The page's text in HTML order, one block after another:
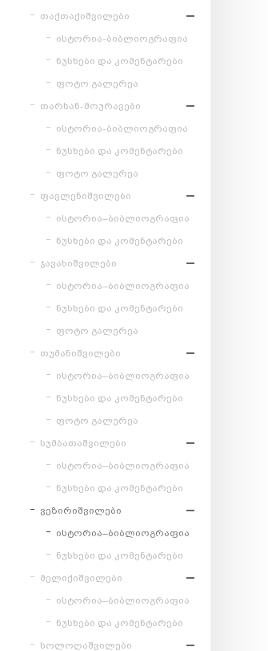
თაქთაქიშვილები
ისტორია-ბიბლიოგრაფია
ნუსხები და კომენტარები
ფოტო გალერეა
თარხან-მოურავები
ისტორია-ბიბლიოგრაფია
ნუსხები და კომენტარები
ფოტო გალერეა
ფავლენიშვილები
ისტორია–ბიბლიოგრაფია
ნუსხები და კომენტარები
ჯავახიშვილები
ისტორია–ბიბლიოგრაფია
ნუსხები და კომენტარები
ფოტო გალერეა
თუმანიშვილები
ისტორია–ბიბლიოგრაფია
ნუსხები და კომენტარები
ფოტო გალერეა
სუმბათაშვილები
ისტორია–ბიბლიოგრაფია
ნუსხები და კომენტარები
ვეზირიშვილები
ისტორია–ბიბლიოგრაფია
ნუსხები და კომენტარები
მელიქიშვილები
ისტორია–ბიბლიოგრაფია
ნუსხები და კომენტარები
სოლოღაშვილები